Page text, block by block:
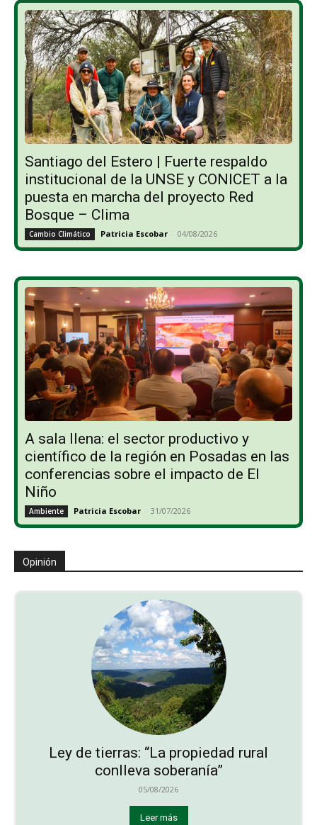
Santiago del Estero | Fuerte respaldo
institucional de la UNSE y CONICET a la
puesta en marcha del proyecto Red
Bosque – Clima
Cambio Climático Patricia Escobar - 04/08/2026
A sala llena: el sector productivo y
científico de la región en Posadas en las
conferencias sobre el impacto de El
Niño
Ambiente Patricia Escobar - 31/07/2026
Opinión
Ley de tierras: “La propiedad rural
conlleva soberanía”
05/08/2026
Leer más